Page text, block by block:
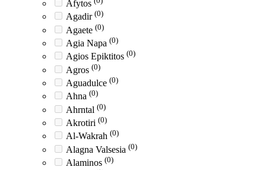
Afytos
Agadir (0)
Agaete (0)
Agia Napa (0)
Agios Epiktitos (0)
Agros (0)
Aguadulce (0)
Ahna (0)
Ahrntal (0)
Akrotiri (0)
Al-Wakrah (0)
Alagna Valsesia (0)
Alaminos (0)